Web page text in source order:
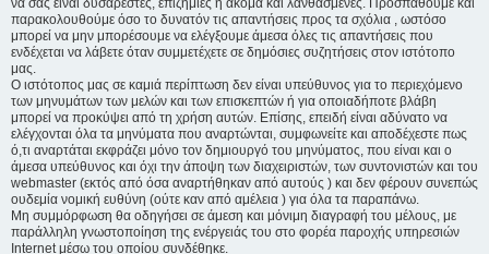
να σας είναι δυσάρεστες, επιζήμιες ή ακόμα και λανθασμένες. Προσπαθούμε και
παρακολουθούμε όσο το δυνατόν τις απαντήσεις προς τα σχόλια , ωστόσο
μπορεί να μην μπορέσουμε να ελέγξουμε άμεσα όλες τις απαντήσεις που
ενδέχεται να λάβετε όταν συμμετέχετε σε δημόσιες συζητήσεις στον ιστότοπο
μας.
Ο ιστότοπος μας σε καμιά περίπτωση δεν είναι υπεύθυνος για το περιεχόμενο
των μηνυμάτων των μελών και των επισκεπτών ή για οποιαδήποτε βλάβη
μπορεί να προκύψει από τη χρήση αυτών. Επίσης, επειδή είναι αδύνατο να
ελέγχονται όλα τα μηνύματα που αναρτώνται, συμφωνείτε και αποδέχεστε πως
ό,τι αναρτάται εκφράζει μόνο τον δημιουργό του μηνύματος, που είναι και ο
άμεσα υπεύθυνος και όχι την άποψη των διαχειριστών, των συντονιστών και του
webmaster (εκτός από όσα αναρτήθηκαν από αυτούς ) και δεν φέρουν συνεπώς
ουδεμία νομική ευθύνη (ούτε καν από αμέλεια ) για όλα τα παραπάνω.
Μη συμμόρφωση θα οδηγήσει σε άμεση και μόνιμη διαγραφή του μέλους, με
παράλληλη γνωστοποίηση της ενέργειάς του στο φορέα παροχής υπηρεσιών
Internet μέσω του οποίου συνδέθηκε.